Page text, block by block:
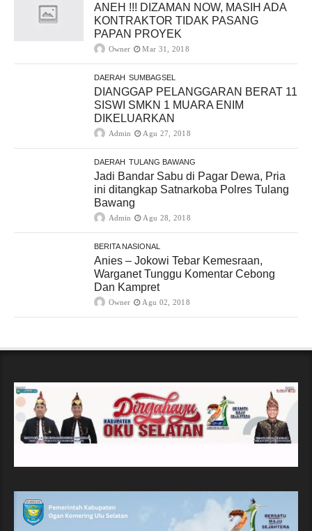
ANEH !!! DIZAMAN NOW, MASIH ADA
KONTRAKTOR TIDAK PASANG
PAPAN PROYEK
Owner Mar 31, 2018
DAERAH SUMBAGSEL
DIANGGAP PELANGGARAN BERAT 11
SISWI SMKN 1 MUARA ENIM
DIKELUARKAN
Admin Agu 27, 2018
DAERAH TULANG BAWANG
Jadi Bandar Sabu di Pagar Dewa, Pria
ini ditangkap Satnarkoba Polres Tulang
Bawang
Admin Agu 28, 2018
BERITA NASIONAL
Anies – Jokowi Tebar Kemesraan,
Warganet Tunggu Komentar Cebong
Dan Kampret
Owner Agu 02, 2018